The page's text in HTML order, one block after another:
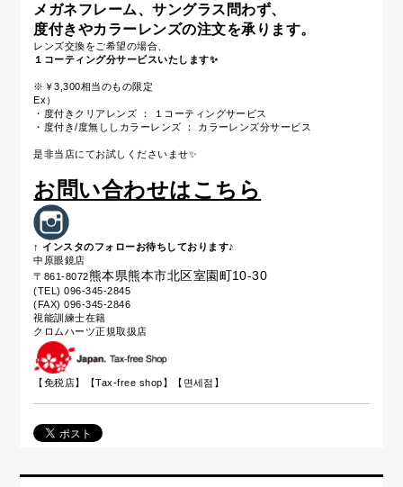
メガネフレーム、サングラス問わず、
度付きやカラーレンズの注文を承ります。
レンズ交換をご希望の場合、
１コーティング分サービスいたします✨
※￥3,300相当のもの限定
Ex）
・度付きクリアレンズ ： １コーティングサービス
・度付き/度無ししカラーレンズ ： カラーレンズ分サービス
是非当店にてお試しくださいませ✨
お問い合わせはこちら
↑ インスタのフォローお待ちしております♪
中原眼鏡店
〒861-8072熊本県熊本市北区室園町10-30
(TEL) 096-345-2845
(FAX) 096-345-2846
視能訓練士在籍
クロムハーツ正規取扱店
【免税店】【Tax-free shop】【면세점】